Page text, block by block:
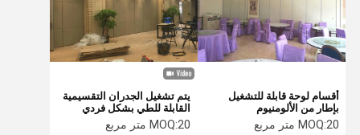
أقسام لوحة قابلة للتشغيل
بإطار من الألومنيوم
MOQ:20 متر مربع
يتم تشغيل الجدران التقسيمية
القابلة للطي بشكل فردي
MOQ:20 متر مربع